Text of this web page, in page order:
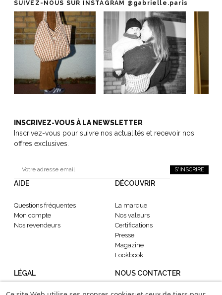
SUIVEZ-NOUS SUR INSTAGRAM @gabrielle.paris
INSCRIVEZ-VOUS À LA NEWSLETTER
Inscrivez-vous pour suivre nos actualités et recevoir nos
offres exclusives.
S'INSCRIRE
AIDE
Questions fréquentes
Mon compte
Nos revendeurs
DÉCOUVRIR
La marque
Nos valeurs
Certifications
Presse
Magazine
Lookbook
LÉGAL NOUS CONTACTER